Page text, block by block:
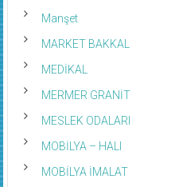
Manşet
MARKET BAKKAL
MEDİKAL
MERMER GRANİT
MESLEK ODALARI
MOBİLYA – HALI
MOBİLYA İMALAT